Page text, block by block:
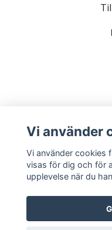
Sociala medier
Vi använder
Vi använder cookies
visas för dig och för
upplevelse när du